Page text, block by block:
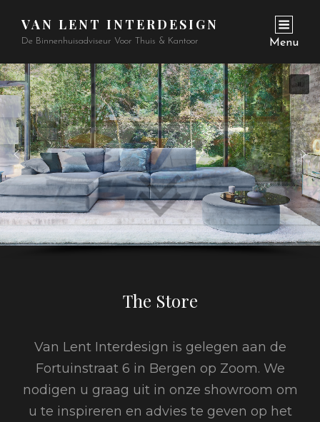
VAN LENT INTERDESIGN
De Binnenhuisadviseur Voor Thuis & Kantoor Menu
The Store
Van Lent Interdesign is gelegen aan de
Fortuinstraat 6 in Bergen op Zoom. We
nodigen u graag uit in onze showroom om
u te inspireren en advies te geven op het